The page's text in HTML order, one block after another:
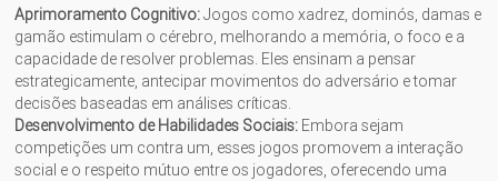
Aprimoramento Cognitivo:Jogos como xadrez, dominós, damas e
gamão estimulam o cérebro, melhorando a memória, o foco e a
capacidade de resolver problemas. Eles ensinam a pensar
estrategicamente, antecipar movimentos do adversário e tomar
decisões baseadas em análises críticas.
Desenvolvimento de Habilidades Sociais: Embora sejam
competições um contra um, esses jogos promovem a interação
social e o respeito mútuo entre os jogadores, oferecendo uma